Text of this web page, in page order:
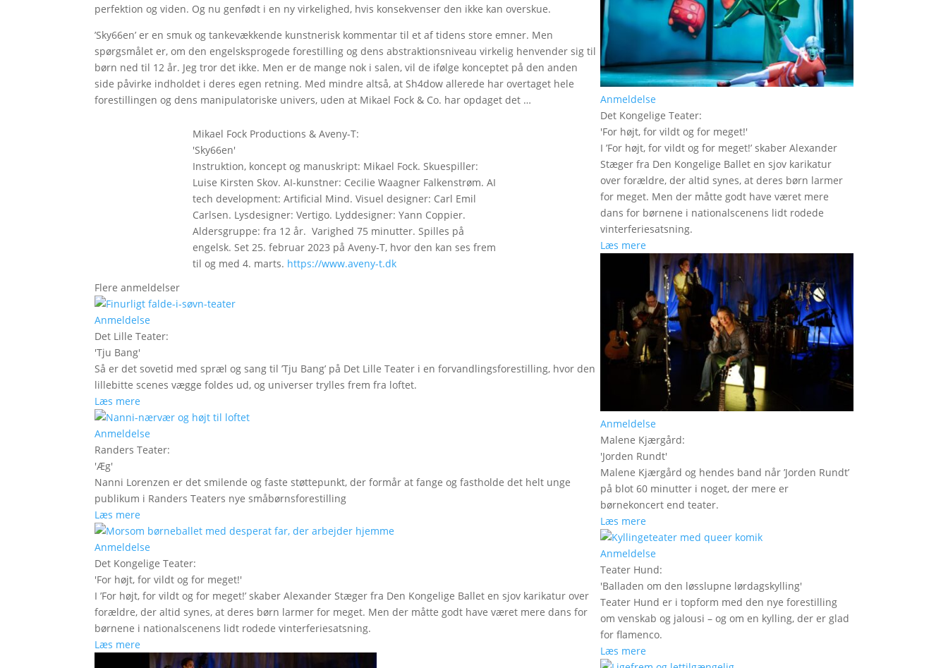
perfektion og viden. Og nu genfødt i en ny virkelighed, hvis konsekvenser den ikke kan overskue.
’Sky66en’ er en smuk og tankevækkende kunstnerisk kommentar til et af tidens store emner. Men
spørgsmålet er, om den engelsksprogede forestilling og dens abstraktionsniveau virkelig henvender sig til
børn ned til 12 år. Jeg tror det ikke. Men er de mange nok i salen, vil de ifølge konceptet på den anden
side påvirke indholdet i deres egen retning. Med mindre altså, at Sh4dow allerede har overtaget hele
forestillingen og dens manipulatoriske univers, uden at Mikael Fock & Co. har opdaget det …
Mikael Fock Productions & Aveny-T:
'Sky66en'
Instruktion, koncept og manuskript: Mikael Fock. Skuespiller:
Luise Kirsten Skov. AI-kunstner: Cecilie Waagner Falkenstrøm. AI
tech development: Artificial Mind. Visuel designer: Carl Emil
Carlsen. Lysdesigner: Vertigo. Lyddesigner: Yann Coppier.
Aldersgruppe: fra 12 år. Varighed 75 minutter. Spilles på
engelsk. Set 25. februar 2023 på Aveny-T, hvor den kan ses frem
til og med 4. marts. https://www.aveny-t.dk
Flere anmeldelser
Anmeldelse
Det Lille Teater:
'Tju Bang'
Så er det sovetid med spræl og sang til ’Tju Bang’ på Det Lille Teater i en forvandlingsforestilling, hvor den
lillebitte scenes vægge foldes ud, og universer trylles frem fra loftet.
Læs mere
Anmeldelse
Randers Teater:
'Æg'
Nanni Lorenzen er det smilende og faste støttepunkt, der formår at fange og fastholde det helt unge
publikum i Randers Teaters nye småbørnsforestilling
Læs mere
Anmeldelse
Det Kongelige Teater:
'For højt, for vildt og for meget!'
I ’For højt, for vildt og for meget!’ skaber Alexander Stæger fra Den Kongelige Ballet en sjov karikatur over
forældre, der altid synes, at deres børn larmer for meget. Men der måtte godt have været mere dans for
børnene i nationalscenens lidt rodede vinterferiesatsning.
Læs mere
Anmeldelse
Det Kongelige Teater:
'For højt, for vildt og for meget!'
I ’For højt, for vildt og for meget!’ skaber Alexander
Stæger fra Den Kongelige Ballet en sjov karikatur
over forældre, der altid synes, at deres børn larmer
for meget. Men der måtte godt have været mere
dans for børnene i nationalscenens lidt rodede
vinterferiesatsning.
Læs mere
Anmeldelse
Malene Kjærgård:
'Jorden Rundt'
Malene Kjærgård og hendes band når ’Jorden Rundt’
på blot 60 minutter i noget, der mere er
børnekoncert end teater.
Læs mere
Anmeldelse
Teater Hund:
'Balladen om den løsslupne lørdagskylling'
Teater Hund er i topform med den nye forestilling
om venskab og jalousi – og om en kylling, der er glad
for flamenco.
Læs mere